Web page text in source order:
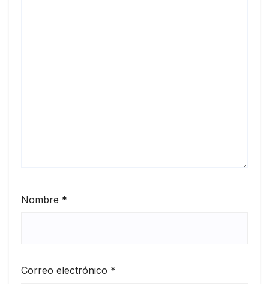
Nombre *
Correo electrónico *